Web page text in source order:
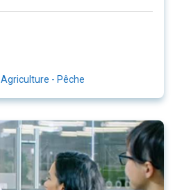
Agriculture - Pêche